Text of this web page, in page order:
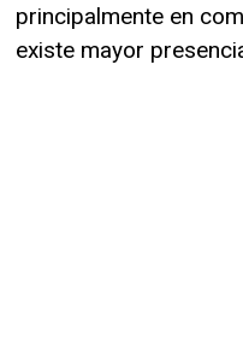
principalmente en
existe mayor